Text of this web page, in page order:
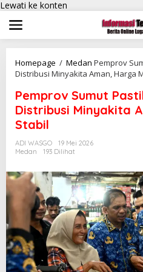
Lewati ke konten
Homepage / Medan Pemprov
Distribusi Minyakita Aman, Harga
Pemprov Sumut
Distribusi Minyakita
Stabil
ADI WASGO
19 Mei 2026
Medan
193 Dilihat